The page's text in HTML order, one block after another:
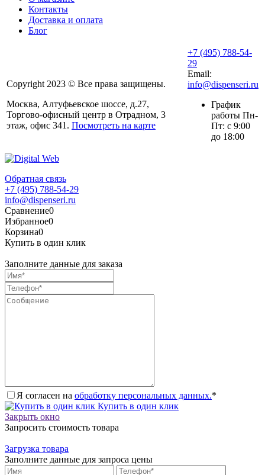
Контакты
Доставка и оплата
Блог
Copyright 2023 © Все права защищены.
Москва, Алтуфьевское шоссе, д.27,
Торгово-офисный центр в Отрадном, 3
этаж, офис 341. Посмотреть на карте
+7 (495) 788-54-
29
Email:
info@dispenseri.ru
График
работы Пн-
Пт: с 9:00
до 18:00
Обратная связь
+7 (495) 788-54-29
info@dispenseri.ru
Сравнение0
Избранное0
Корзина0
Купить в один клик
Заполните данные для заказа
Я согласен на обработку персональных данных.*
Купить в один клик
Закрыть окно
Запросить стоимость товара
Загрузка товара
Заполните данные для запроса цены